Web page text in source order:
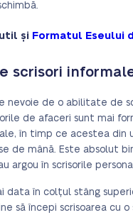
și Formatul Eseului
scrisori
nevoie de o abilitate de
de afaceri sunt mai
în timp ce acestea din
de mână. Este absolut
argou în scrisorile
data în colțul stâng
să începi scrisoarea cu